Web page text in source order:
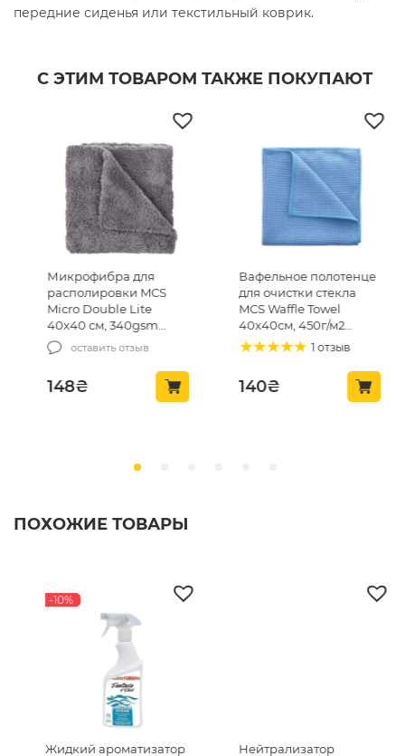
передние сиденья или текстильный коврик.
С ЭТИМ ТОВАРОМ ТАКЖЕ ПОКУПАЮТ
Микрофибра для
располировки MCS
Micro Double Lite
40х40 см, 340gsm
(MCS-03/1)
оставить отзыв
148₴
Вафельное полотенце
для очистки стекла
MCS Waffle Towel
40х40см, 450г/м2
(MCS24)
1 отзыв
140₴
ПОХОЖИЕ ТОВАРЫ
-10%
Жидкий ароматизатор
Нейтрализатор